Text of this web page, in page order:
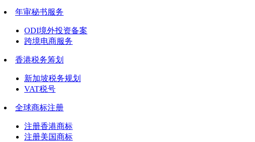
年审秘书服务
ODI境外投资备案
跨境电商服务
香港税务筹划
新加坡税务规划
VAT税号
全球商标注册
注册香港商标
注册美国商标